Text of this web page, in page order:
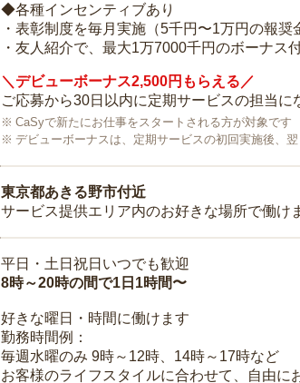
◆各種インセンティブあり
・表彰制度を毎月実施（5千円〜1万円の報奨
・友人紹介で、最大1万7000千円のボーナス
＼デビューボーナス2,500円もらえる／
ご応募から30日以内に定期サービスの担当に
CaSyで新たにお仕事をスタートされる方が対象です
デビューボーナスは、定期サービスの初回実施後、
東京都あきる野市付近
サービス提供エリア内のお好きな場所で働け
平日・土日祝日いつでも歓迎
8時～20時の間で1日1時間〜
好きな曜日・時間に働けます
勤務時間例：
毎週水曜のみ 9時～12時、14時～17時など
お客様のライフスタイルに合わせて、自由に